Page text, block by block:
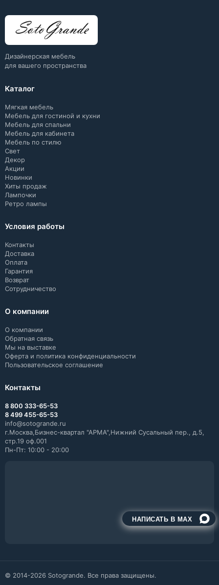
НАПИСАТЬ В MAX
Дизайнерская мебель
для вашего пространства
Каталог
Мягкая мебель
Мебель для гостиной и кухни
Мебель для спальни
Мебель для кабинета
Мебель по стилю
Свет
Декор
Акции
Новинки
Хиты продаж
Лампочки
Ретро лампы
Условия работы
Контакты
Доставка
Оплата
Гарантия
Возврат
Сотрудничество
О компании
О компании
Обратная связь
Мы на выставке
Оферта и политика конфиденциальности
Пользовательское соглашение
Контакты
8 800 333-65-53
8 499 455-65-53
info@sotogrande.ru
г.Москва,Бизнес-квартал "АРМА",Нижний Сусальный пер., д.5,
стр.19 оф.001
Пн-Пт: 10:00 - 20:00
© 2014-2026 Sotogrande. Все права защищены.